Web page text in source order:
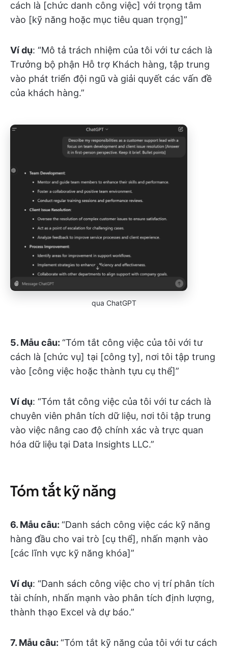
cách là [chức danh công việc] với trọng tâm
vào [kỹ năng hoặc mục tiêu quan trọng]”
Ví dụ: “Mô tả trách nhiệm của tôi với tư cách là
Trưởng bộ phận Hỗ trợ Khách hàng, tập trung
vào phát triển đội ngũ và giải quyết các vấn đề
của khách hàng.”
qua ChatGPT
5. Mẫu câu: “Tóm tắt công việc của tôi với tư
cách là [chức vụ] tại [công ty], nơi tôi tập trung
vào [công việc hoặc thành tựu cụ thể]”
Ví dụ: “Tóm tắt công việc của tôi với tư cách là
chuyên viên phân tích dữ liệu, nơi tôi tập trung
vào việc nâng cao độ chính xác và trực quan
hóa dữ liệu tại Data Insights LLC.”
Tóm tắt kỹ năng
6. Mẫu câu: “Danh sách công việc các kỹ năng
hàng đầu cho vai trò [cụ thể], nhấn mạnh vào
[các lĩnh vực kỹ năng khóa]”
Ví dụ: “Danh sách công việc cho vị trí phân tích
tài chính, nhấn mạnh vào phân tích định lượng,
thành thạo Excel và dự báo.”
7. Mẫu câu: “Tóm tắt kỹ năng của tôi với tư cách